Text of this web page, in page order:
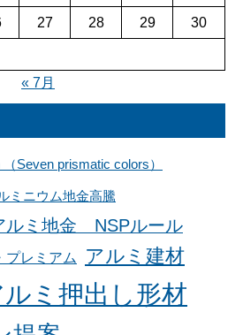
27 28 29 30
« 7月
Seven prismatic colors）
ミニウム地金高騰
ルミ地金 NSPルール
プレミアム アルミ建材
ルミ押出し形材